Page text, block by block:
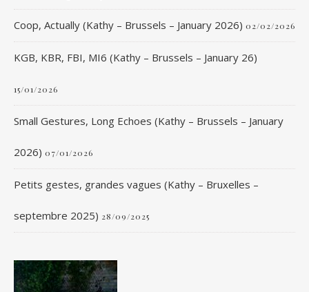
Coop, Actually (Kathy – Brussels – January 2026) 02/02/2026
KGB, KBR, FBI, MI6 (Kathy – Brussels – January 26)
15/01/2026
Small Gestures, Long Echoes (Kathy – Brussels – January
2026) 07/01/2026
Petits gestes, grandes vagues (Kathy – Bruxelles –
septembre 2025) 28/09/2025